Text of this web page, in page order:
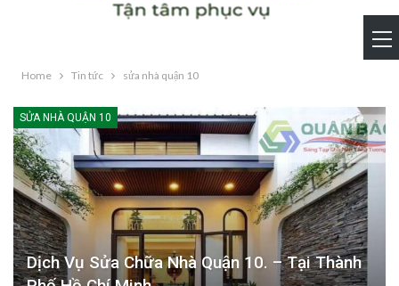
Home Tin tức sửa nhà quận 10
SỬA NHÀ QUẬN 10
Dịch Vụ Sửa Chữa Nhà Quận 10. – Tại Thành